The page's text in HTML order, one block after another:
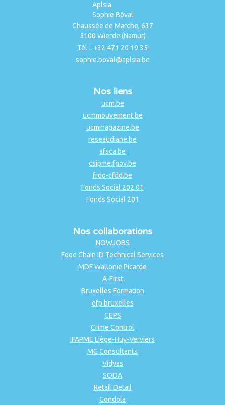
Aplsia
Sophie Bôval
Chaussée de Marche, 637
5100 Wierde (Namur)
Tél. : +32 471 20 19 35
sophie.boval@aplsia.be
Nos liens
ucm.be
ucmmouvement.be
ucmmagazine.be
reseaudiane.be
afsca.be
csipme.fgov.be
frdo-cfdd.be
Fonds Social 202.01
Fonds Social 201
Nos collaborations
NOWJOBS
Food Chain ID Technical Services
MDF Wallonie Picarde
A-First
Bruxelles Formation
efp bruxelles
CEPS
Crime Control
IFAPME Liège-Huy-Verviers
MG Consultants
Vidyas
SODA
Retail Detail
Gondola